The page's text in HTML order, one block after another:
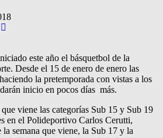
este año el básquetbol de la
Desde el 15 de enero de enero las
la pretemporada con vistas a los
inicio en pocos días más.
viene las categorías Sub 15 y Sub 19
en el Polideportivo Carlos Cerutti,
semana que viene, la Sub 17 y la